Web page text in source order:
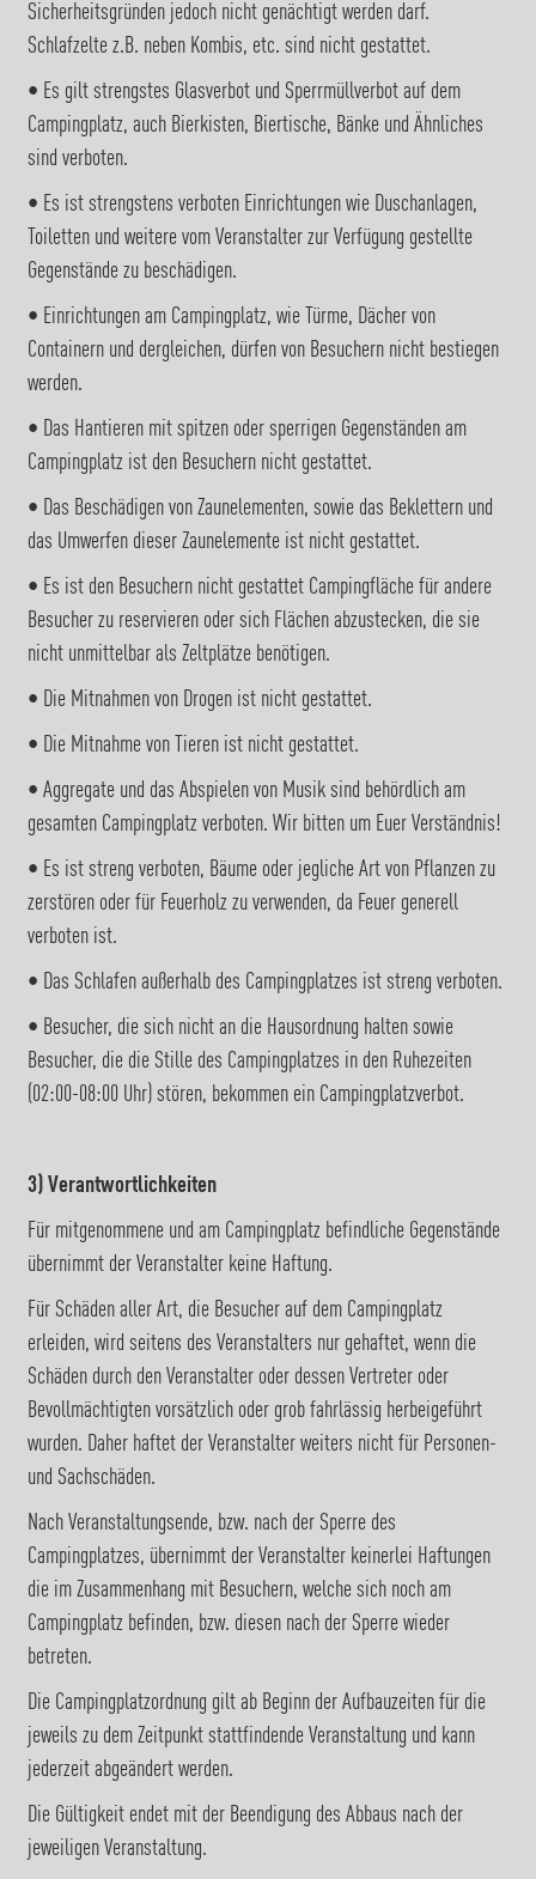
Sicherheitsgründen jedoch nicht genächtigt werden darf.
Schlafzelte z.B. neben Kombis, etc. sind nicht gestattet.
• Es gilt strengstes Glasverbot und Sperrmüllverbot auf dem
Campingplatz, auch Bierkisten, Biertische, Bänke und Ähnliches
sind verboten.
• Es ist strengstens verboten Einrichtungen wie Duschanlagen,
Toiletten und weitere vom Veranstalter zur Verfügung gestellte
Gegenstände zu beschädigen.
• Einrichtungen am Campingplatz, wie Türme, Dächer von
Containern und dergleichen, dürfen von Besuchern nicht bestiegen
werden.
• Das Hantieren mit spitzen oder sperrigen Gegenständen am
Campingplatz ist den Besuchern nicht gestattet.
• Das Beschädigen von Zaunelementen, sowie das Beklettern und
das Umwerfen dieser Zaunelemente ist nicht gestattet.
• Es ist den Besuchern nicht gestattet Campingfläche für andere
Besucher zu reservieren oder sich Flächen abzustecken, die sie
nicht unmittelbar als Zeltplätze benötigen.
• Die Mitnahmen von Drogen ist nicht gestattet.
• Die Mitnahme von Tieren ist nicht gestattet.
• Aggregate und das Abspielen von Musik sind behördlich am
gesamten Campingplatz verboten. Wir bitten um Euer Verständnis!
• Es ist streng verboten, Bäume oder jegliche Art von Pflanzen zu
zerstören oder für Feuerholz zu verwenden, da Feuer generell
verboten ist.
• Das Schlafen außerhalb des Campingplatzes ist streng verboten.
• Besucher, die sich nicht an die Hausordnung halten sowie
Besucher, die die Stille des Campingplatzes in den Ruhezeiten
(02:00-08:00 Uhr) stören, bekommen ein Campingplatzverbot.
3) Verantwortlichkeiten
Für mitgenommene und am Campingplatz befindliche Gegenstände
übernimmt der Veranstalter keine Haftung.
Für Schäden aller Art, die Besucher auf dem Campingplatz
erleiden, wird seitens des Veranstalters nur gehaftet, wenn die
Schäden durch den Veranstalter oder dessen Vertreter oder
Bevollmächtigten vorsätzlich oder grob fahrlässig herbeigeführt
wurden. Daher haftet der Veranstalter weiters nicht für Personen-
und Sachschäden.
Nach Veranstaltungsende, bzw. nach der Sperre des
Campingplatzes, übernimmt der Veranstalter keinerlei Haftungen
die im Zusammenhang mit Besuchern, welche sich noch am
Campingplatz befinden, bzw. diesen nach der Sperre wieder
betreten.
Die Campingplatzordnung gilt ab Beginn der Aufbauzeiten für die
jeweils zu dem Zeitpunkt stattfindende Veranstaltung und kann
jederzeit abgeändert werden.
Die Gültigkeit endet mit der Beendigung des Abbaus nach der
jeweiligen Veranstaltung.